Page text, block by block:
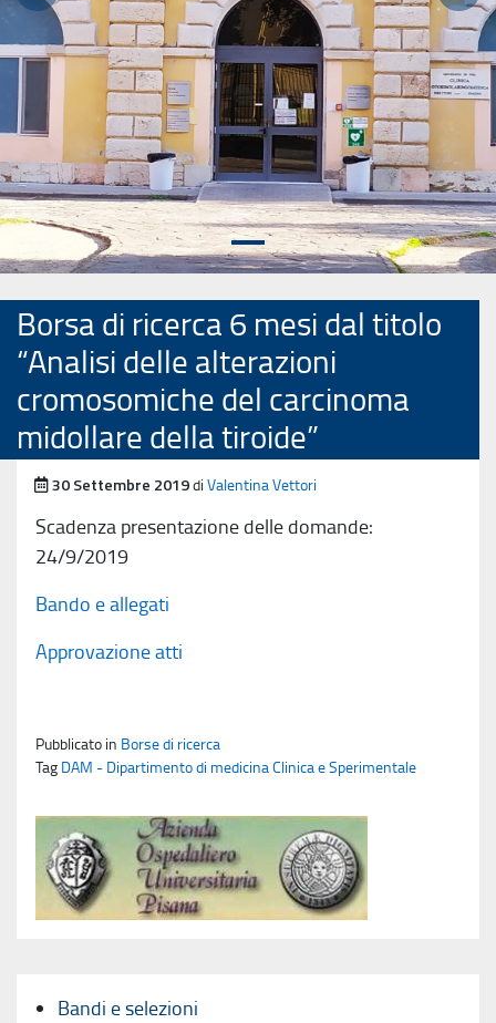
Borsa di ricerca 6 mesi dal titolo
“Analisi delle alterazioni
cromosomiche del carcinoma
midollare della tiroide”
Pubblicato il
30 Settembre 2019di Valentina Vettori
Scadenza presentazione delle domande:
24/9/2019
Bando e allegati
Approvazione atti
Pubblicato in Borse di ricerca
Tag DAM - Dipartimento di medicina Clinica e Sperimentale
Bandi e selezioni